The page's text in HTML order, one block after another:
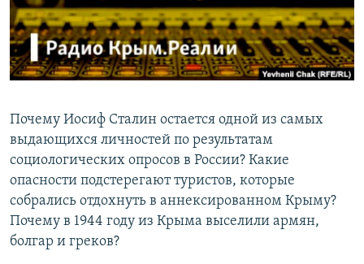
ПОБЕДИТЕЛЕЙ НЕ СУДЯТ?
КРЫМ.НЕПОКОРЕННЫЙ
ELIFBE
ПРИСОЕДИНЯЙТЕСЬ!
Все сайты RFE/RL
Почему Иосиф Сталин остается одной из самых
выдающихся личностей по результатам
социологических опросов в России? Какие
опасности подстерегают туристов, которые
собрались отдохнуть в аннексированном Крыму?
Почему в 1944 году из Крыма выселили армян,
болгар и греков?